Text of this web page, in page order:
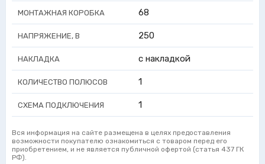
МОНТАЖНАЯ КОРОБКА 68
НАПРЯЖЕНИЕ, В 250
НАКЛАДКА с накладкой
КОЛИЧЕСТВО ПОЛЮСОВ 1
СХЕМА ПОДКЛЮЧЕНИЯ 1
Вся информация на сайте размещена в целях предоставления
возможности покупателю ознакомиться с товаром перед его
приобретением, и не является публичной офертой (статья 437 ГК
РФ).